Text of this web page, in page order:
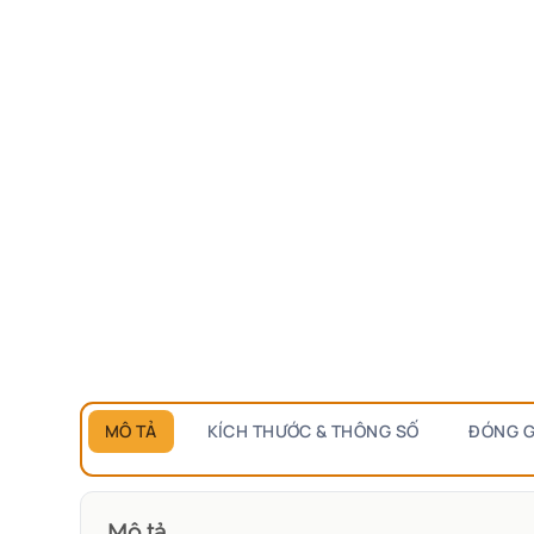
MÔ TẢ KÍCH THƯỚC & THÔNG SỐ ĐÓNG